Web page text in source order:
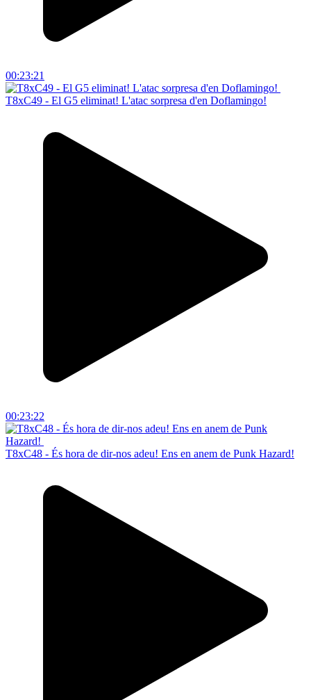
00:23:21
T8xC49 - El G5 eliminat! L'atac sorpresa d'en Doflamingo!
00:23:22
T8xC48 - És hora de dir-nos adeu! Ens en anem de Punk Hazard!